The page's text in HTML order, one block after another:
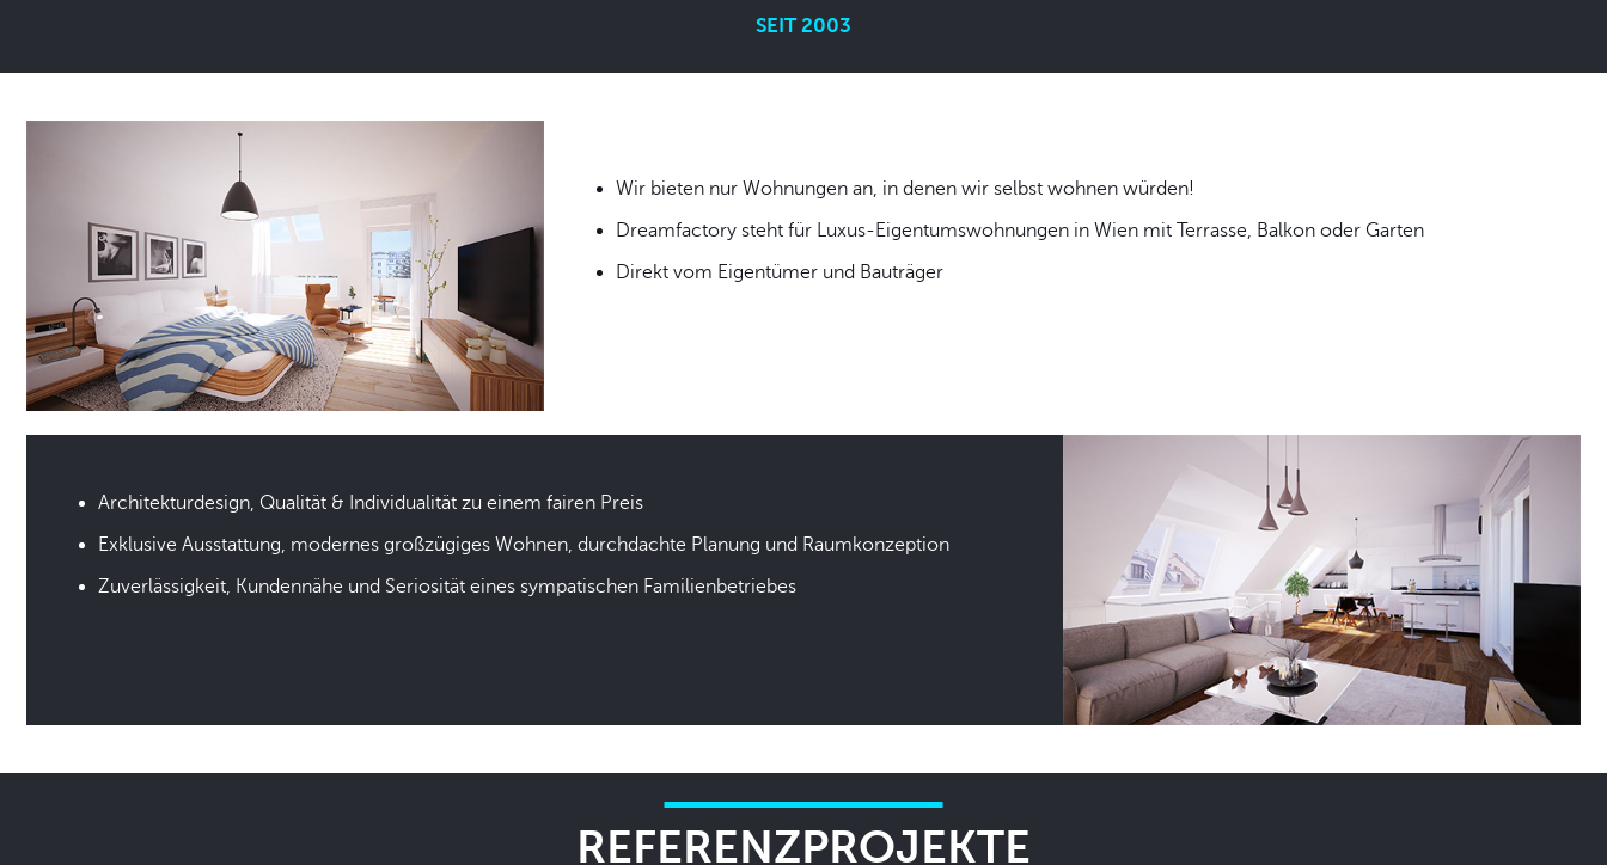
SEIT 2003
Wir bieten nur Wohnungen an, in denen wir selbst wohnen würden!
Dreamfactory steht für Luxus-Eigentumswohnungen in Wien mit Terrasse, Balkon oder Garten
Direkt vom Eigentümer und Bauträger
Architekturdesign, Qualität & Individualität zu einem fairen Preis
Exklusive Ausstattung, modernes großzügiges Wohnen, durchdachte Planung und Raumkonzeption
Zuverlässigkeit, Kundennähe und Seriosität eines sympatischen Familienbetriebes
REFERENZPROJEKTE